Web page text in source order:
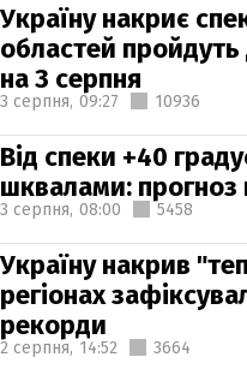
Україну накриє
областей
на 3 серпня
3 серпня, 09:27 10936
Від спеки +40
шквалами:
3 серпня, 08:00 5458
Україну накрив
регіонах
рекорди
2 серпня, 14:52 3664